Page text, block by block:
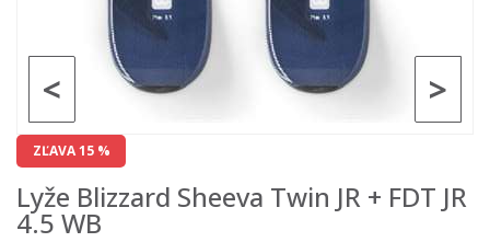
>
<
ZĽAVA 15 %
Lyže Blizzard Sheeva Twin JR + FDT JR
4.5 WB